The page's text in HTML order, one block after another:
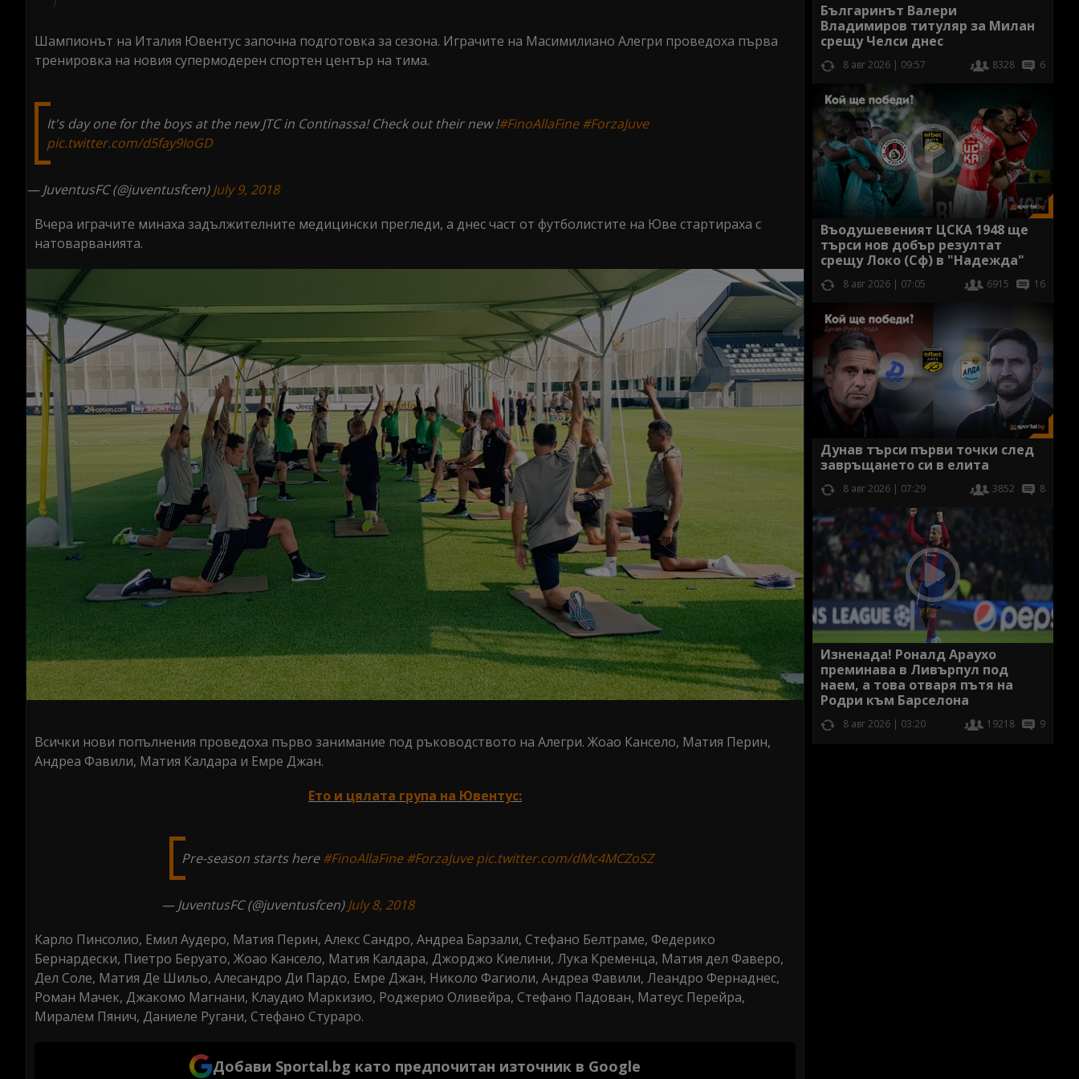
Шампионът на Италия Ювентус започна подготовка за сезона. Играчите на Масимилиано Алегри проведоха първа
тренировка на новия супермодерен спортен център на тима.
It's day one for the boys at the new JTC in Continassa! Check out their new !#FinoAllaFine #ForzaJuve
pic.twitter.com/d5fay9IoGD
— JuventusFC (@juventusfcen)July 9, 2018
Вчера играчите минаха задължителните медицински прегледи, а днес част от футболистите на Юве стартираха с
натоварванията.
Всички нови попълнения проведоха първо занимание под ръководството на Алегри. Жоао Кансело, Матия Перин,
Андреа Фавили, Матия Калдара и Емре Джан.
Ето и цялата група на Ювентус:
Pre-season starts here ‍#FinoAllaFine #ForzaJuve pic.twitter.com/dMc4MCZoSZ
— JuventusFC (@juventusfcen)July 8, 2018
Карло Пинсолио, Емил Аудеро, Матия Перин, Алекс Сандро, Андреа Барзали, Стефано Белтраме, Федерико
Бернардески, Пиетро Беруато, Жоао Кансело, Матия Калдара, Джорджо Киелини, Лука Кременца, Матия дел Фаверо,
Дел Соле, Матия Де Шильо, Алесандро Ди Пардо, Емре Джан, Николо Фагиоли, Андреа Фавили, Леандро Фернаднес,
Роман Мачек, Джакомо Магнани, Клаудио Маркизио, Роджерио Оливейра, Стефано Падован, Матеус Перейра,
Миралем Пянич, Даниеле Ругани, Стефано Стураро.
Добави Sportal.bg като предпочитан източник в Google
Българинът Валери
Владимиров титуляр за Милан
срещу Челси днес
8 авг 2026 | 09:57 8328 6
Въодушевеният ЦСКА 1948 ще
търси нов добър резултат
срещу Локо (Сф) в "Надежда"
8 авг 2026 | 07:05 6915 16
Дунав търси първи точки след
завръщането си в елита
8 авг 2026 | 07:29 3852 8
Изненада! Роналд Араухо
преминава в Ливърпул под
наем, а това отваря пътя на
Родри към Барселона
8 авг 2026 | 03:20 19218 9